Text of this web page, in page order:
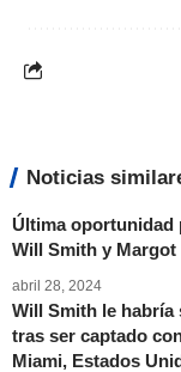
Noticias
Última oportunidad
Will Smith y Margot
abril 28, 2024
Will Smith le habría
tras ser captado
Miami, Estados